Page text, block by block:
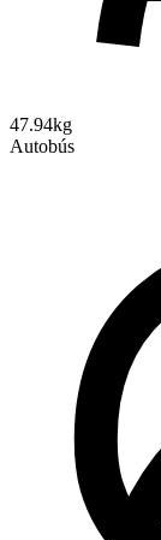
47.94kg
Autobús